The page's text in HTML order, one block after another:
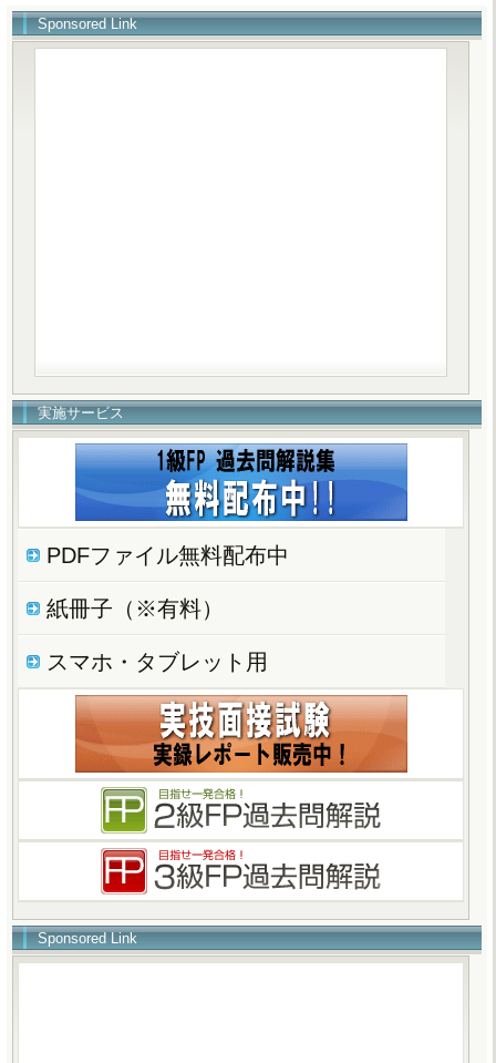
Sponsored Link
実施サービス
PDFファイル無料配布中
紙冊子（※有料）
スマホ・タブレット用
Sponsored Link